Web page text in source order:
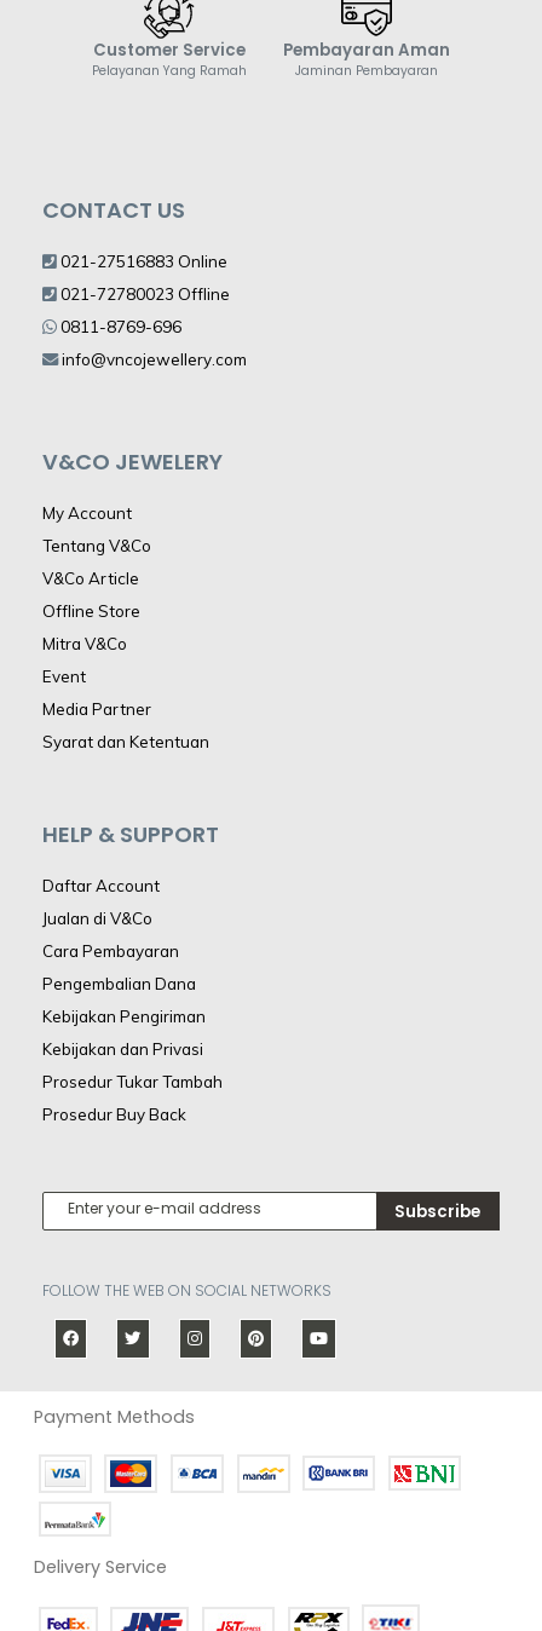
Customer Service
Pelayanan Yang Ramah
Pembayaran Aman
Jaminan Pembayaran
V&CO JEWELERY
My Account
Tentang V&Co
V&Co Article
Offline Store
Mitra V&Co
Event
Media Partner
Syarat dan Ketentuan
HELP & SUPPORT
Daftar Account
Jualan di V&Co
Cara Pembayaran
Pengembalian Dana
Kebijakan Pengiriman
Kebijakan dan Privasi
Prosedur Tukar Tambah
Prosedur Buy Back
CONTACT US
021-27516883 Online
021-72780023 Offline
0811-8769-696
info@vncojewellery.com
Subscribe
FOLLOW THE WEB ON SOCIAL NETWORKS
Payment Methods
Delivery Service